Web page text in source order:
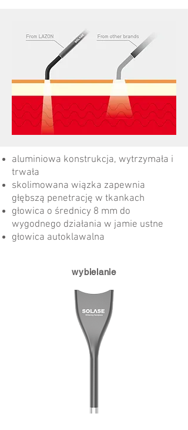
aluminiowa konstrukcja, wytrzymała i
trwała
skolimowana wiązka zapewnia
głębszą penetrację w tkankach
głowica o średnicy 8 mm do
wygodnego działania w jamie ustne
głowica autoklawalna
wybielanie